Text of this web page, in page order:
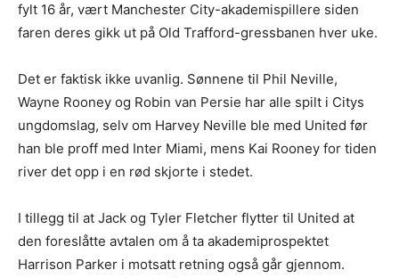
fylt 16 år, vært Manchester City-akademispillere siden
faren deres gikk ut på Old Trafford-gressbanen hver uke.
Det er faktisk ikke uvanlig. Sønnene til Phil Neville,
Wayne Rooney og Robin van Persie har alle spilt i Citys
ungdomslag, selv om Harvey Neville ble med United før
han ble proff med Inter Miami, mens Kai Rooney for tiden
river det opp i en rød skjorte i stedet.
I tillegg til at Jack og Tyler Fletcher flytter til United at
den foreslåtte avtalen om å ta akademiprospektet
Harrison Parker i motsatt retning også går gjennom.